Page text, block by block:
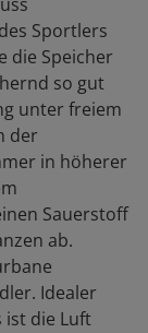
Sportlers
die Speicher
so gut
unter freiem
der
in höherer
Sauerstoff
ab.
Idealer
ist die Luft